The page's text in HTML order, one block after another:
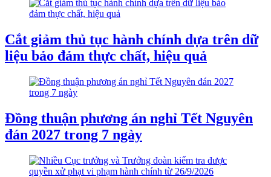
Cắt giảm thủ tục hành chính dựa trên dữ
liệu bảo đảm thực chất, hiệu quả
Đồng thuận phương án nghỉ Tết Nguyên
đán 2027 trong 7 ngày